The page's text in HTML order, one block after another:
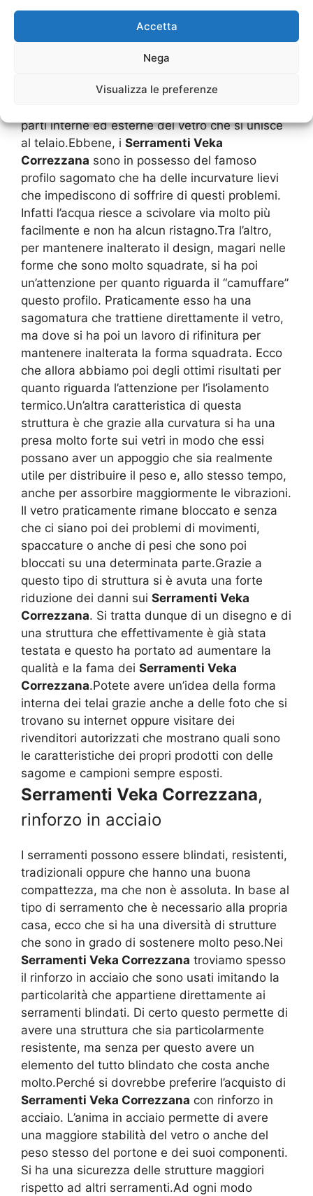
Accetta
Nega
Visualizza le preferenze
Questo vuol dire che il vetro ha maggiore fatica
possibilità di avere un’emissività delle
notato che effettivamente, proprio nelle
parti interne ed esterne del vetro che si unisce
al telaio.Ebbene, i Serramenti Veka
Correzzana sono in possesso del famoso
profilo sagomato che ha delle incurvature lievi
che impediscono di soffrire di questi problemi.
Infatti l’acqua riesce a scivolare via molto più
facilmente e non ha alcun ristagno.Tra l’altro,
per mantenere inalterato il design, magari nelle
forme che sono molto squadrate, si ha poi
un’attenzione per quanto riguarda il “camuffare”
questo profilo. Praticamente esso ha una
sagomatura che trattiene direttamente il vetro,
ma dove si ha poi un lavoro di rifinitura per
mantenere inalterata la forma squadrata. Ecco
che allora abbiamo poi degli ottimi risultati per
quanto riguarda l’attenzione per l’isolamento
termico.Un’altra caratteristica di questa
struttura è che grazie alla curvatura si ha una
presa molto forte sui vetri in modo che essi
possano aver un appoggio che sia realmente
utile per distribuire il peso e, allo stesso tempo,
anche per assorbire maggiormente le vibrazioni.
Il vetro praticamente rimane bloccato e senza
che ci siano poi dei problemi di movimenti,
spaccature o anche di pesi che sono poi
bloccati su una determinata parte.Grazie a
questo tipo di struttura si è avuta una forte
riduzione dei danni sui Serramenti Veka
Correzzana. Si tratta dunque di un disegno e di
una struttura che effettivamente è già stata
testata e questo ha portato ad aumentare la
qualità e la fama dei Serramenti Veka
Correzzana.Potete avere un’idea della forma
interna dei telai grazie anche a delle foto che si
trovano su internet oppure visitare dei
rivenditori autorizzati che mostrano quali sono
le caratteristiche dei propri prodotti con delle
sagome e campioni sempre esposti.
Serramenti Veka Correzzana,
rinforzo in acciaio
I serramenti possono essere blindati, resistenti,
tradizionali oppure che hanno una buona
compattezza, ma che non è assoluta. In base al
tipo di serramento che è necessario alla propria
casa, ecco che si ha una diversità di strutture
che sono in grado di sostenere molto peso.Nei
Serramenti Veka Correzzana troviamo spesso
il rinforzo in acciaio che sono usati imitando la
particolarità che appartiene direttamente ai
serramenti blindati. Di certo questo permette di
avere una struttura che sia particolarmente
resistente, ma senza per questo avere un
elemento del tutto blindato che costa anche
molto.Perché si dovrebbe preferire l’acquisto di
Serramenti Veka Correzzana con rinforzo in
acciaio. L’anima in acciaio permette di avere
una maggiore stabilità del vetro o anche del
peso stesso del portone e dei suoi componenti.
Si ha una sicurezza delle strutture maggiori
rispetto ad altri serramenti.Ad ogni modo